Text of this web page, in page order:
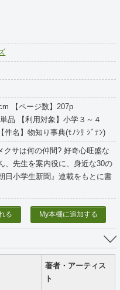
【ページ数】207p
品 【利用対象】小学３～４
件名】物知り事典(ﾓﾉｼﾘ ｼﾞﾃﾝ)
クサは何の仲間? 好奇心旺盛な
、先生を案内役に、身近な30の
日小学生新聞』連載をもとに書
る My本棚に追加する
著者・アーティス
ト